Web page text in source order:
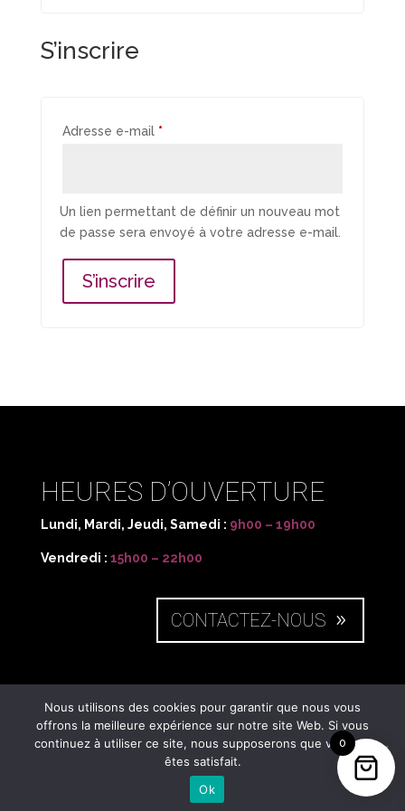
S’inscrire
Adresse e-mail *Obligatoire
Un lien permettant de définir un nouveau mot
de passe sera envoyé à votre adresse e-mail.
S’inscrire
HEURES D’OUVERTURE
Lundi, Mardi, Jeudi, Samedi : 9h00 – 19h00
Vendredi : 15h00 – 22h00
CONTACTEZ-NOUS
NOUS SITUER
50 rue des Charmilles,
Charnay-lès-Mâcon
0
Nous utilisons des cookies pour garantir que nous vous
offrons la meilleure expérience sur notre site Web. Si vous
continuez à utiliser ce site, nous supposerons que vous en
êtes satisfait.
Ok